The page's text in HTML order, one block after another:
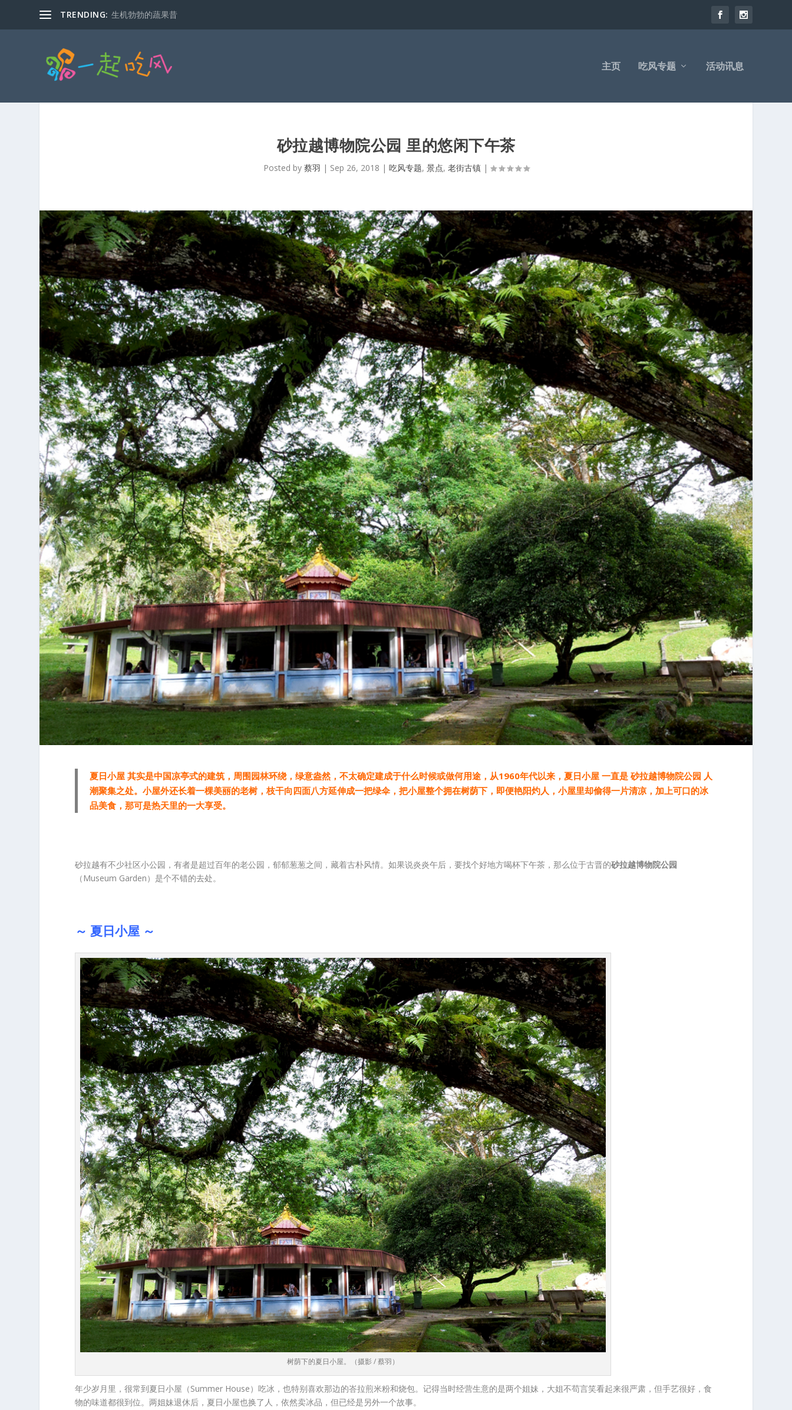
TRENDING: 生机勃勃的蔬果昔
主页 吃风专题 活动讯息
砂拉越博物院公园 里的悠闲下午茶
Posted by 蔡羽 | Sep 26, 2018 | 吃风专题, 景点, 老街古镇|
夏日小屋 其实是中国凉亭式的建筑，周围园林环绕，绿意盎然，不太确定建成于什么时候或做何用途，从1960年代以来，夏日小屋 一直是 砂拉越博物院公园 人
潮聚集之处。小屋外还长着一棵美丽的老树，枝干向四面八方延伸成一把绿伞，把小屋整个拥在树荫下，即便艳阳灼人，小屋里却偷得一片清凉，加上可口的冰
品美食，那可是热天里的一大享受。
砂拉越有不少社区小公园，有者是超过百年的老公园，郁郁葱葱之间，藏着古朴风情。如果说炎炎午后，要找个好地方喝杯下午茶，那么位于古晋的砂拉越博物院公园
（Museum Garden）是个不错的去处。
～ 夏日小屋 ～
树荫下的夏日小屋。（摄影 / 蔡羽）
年少岁月里，很常到夏日小屋（Summer House）吃冰，也特别喜欢那边的峇拉煎米粉和烧包。记得当时经营生意的是两个姐妹，大姐不苟言笑看起来很严肃，但手艺很好，食
物的味道都很到位。两姐妹退休后，夏日小屋也换了人，依然卖冰品，但已经是另外一个故事。